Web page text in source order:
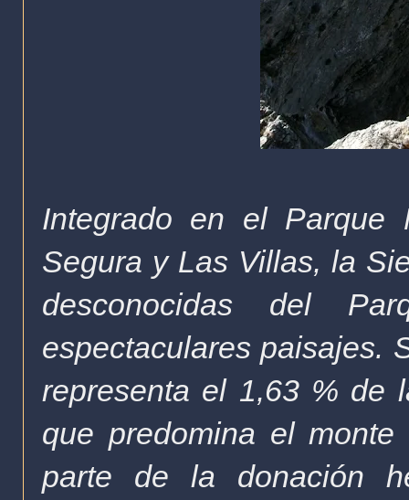
Integrado en el Parque
Segura y Las Villas, la
desconocidas del
espectaculares paisajes.
representa el 1,63 % de
que predomina el
parte de la donación